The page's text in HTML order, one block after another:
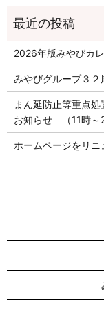
2026年版みやびカ
みやびグループ３２
まん延防止等重点
お知らせ （11時～
ホームページをリニ